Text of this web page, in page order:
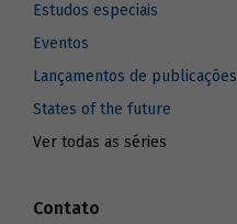
Estudos especiais
Eventos
Lançamentos de publicações
States of the future
Ver todas as séries
Contato